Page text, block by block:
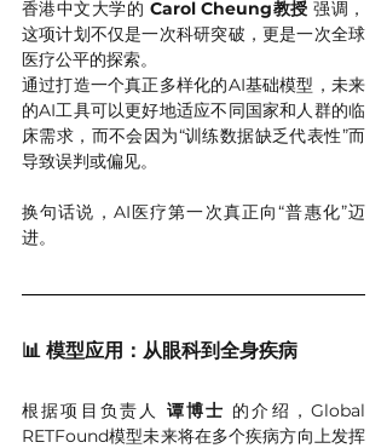
香港中文大学的 Carol Cheung教授 强调，
这项计划不仅是一次科研突破，更是一次全球
医疗公平的探索。
通过打造一个真正多样化的AI基础模型，未来
的AI工具可以更好地适应不同国家和人群的临
床需求，而不会因为“训练数据缺乏代表性”而
导致误判或偏见。
换句话说，AI医疗第一次真正向“普惠化”迈
进。
📊 模型应用：从眼科到全身疾病
根据项目负责人 谭博士 的介绍，Global
RETFound模型未来将在多个疾病方向上发挥